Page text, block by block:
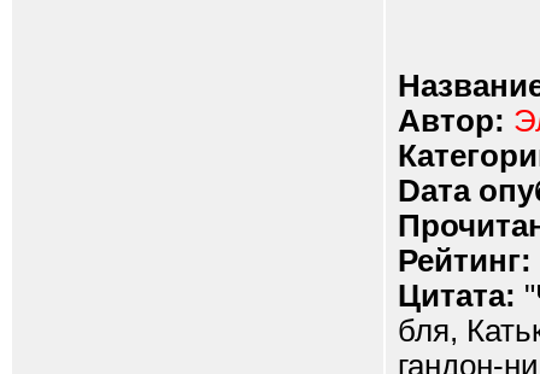
Автор:
Dата
Рейтинг:
Цитата:
бля,
гандон-